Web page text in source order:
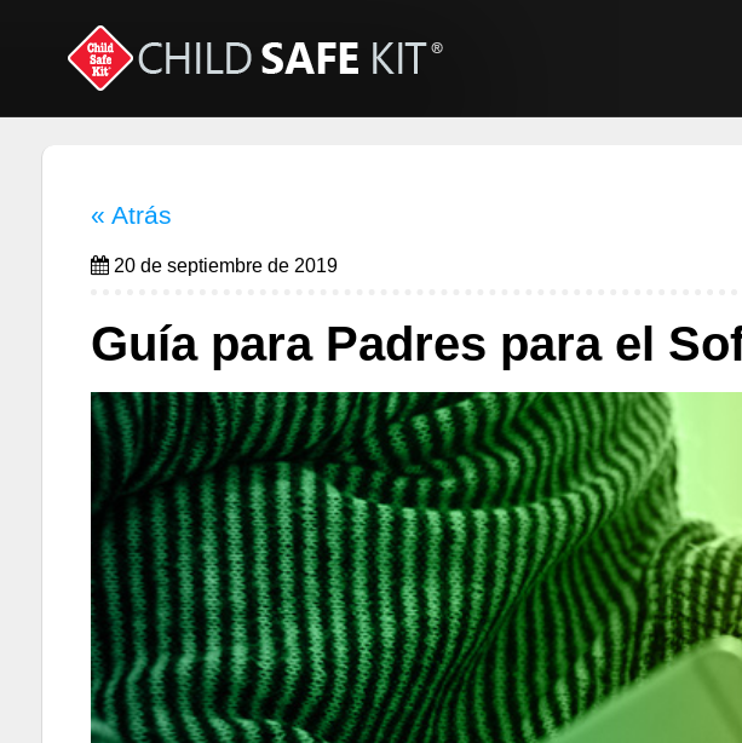
« Atrás
20 de septiembre de 2019
Guía para Padres para el